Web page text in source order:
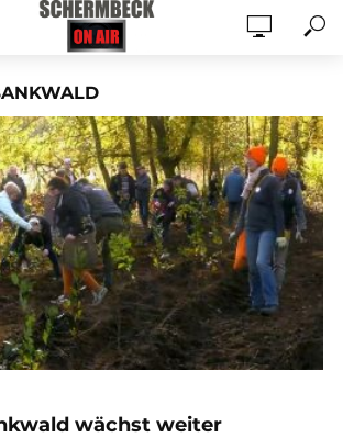
wächst weiter